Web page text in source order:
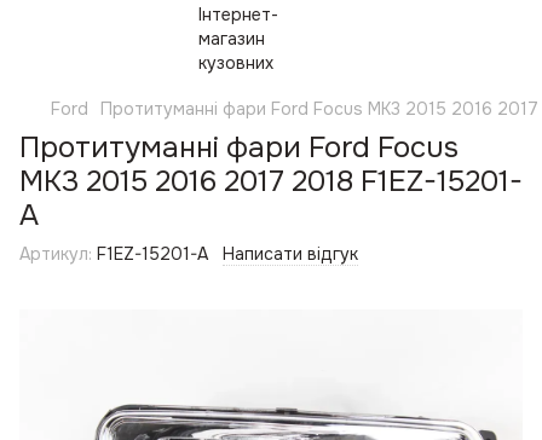
Ford Протитуманні фари Ford Focus MK3 2015 2016 2017
Протитуманні фари Ford Focus
MK3 2015 2016 2017 2018 F1EZ-15201-
A
Артикул: F1EZ-15201-A Написати відгук